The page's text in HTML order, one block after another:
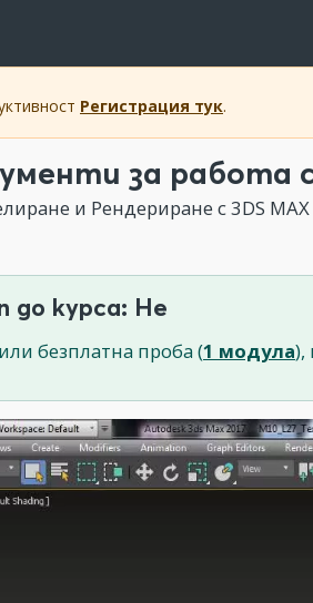
Регистрация тук.
за работа
и Рендериране с 3DS MAX
до курса: Не
безплатна проба (1 модула),